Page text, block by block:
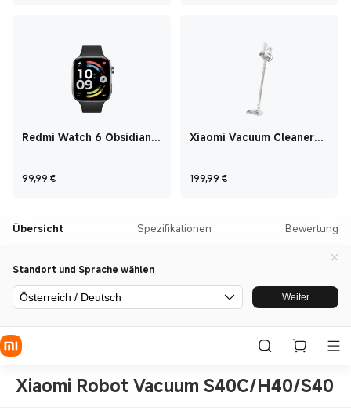
Redmi Watch 6 Obsidian
99,99 €
Xiaomi Vacuum Cleaner
199,99 €
Übersicht Spezifikationen Bewertung